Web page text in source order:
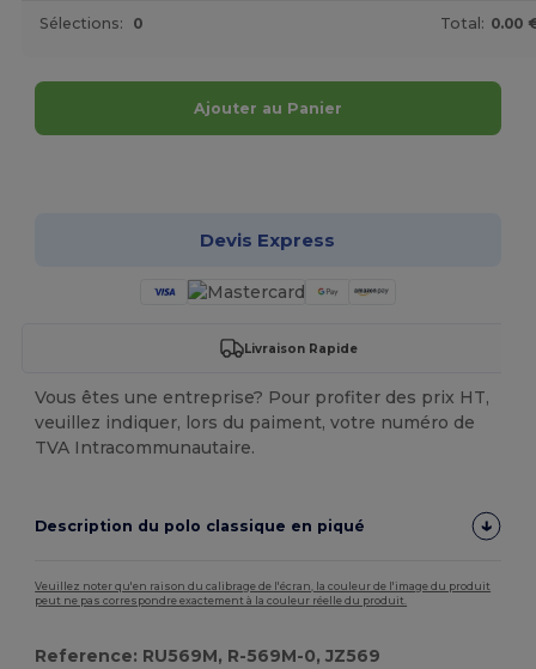
Sélections: 0 Total: 0.00
Ajouter au Panier
Devis Express
Livraison Rapide
Vous êtes une entreprise? Pour profiter des prix HT,
veuillez indiquer, lors du paiment, votre numéro de
TVA Intracommunautaire.
Description du polo classique en piqué
Veuillez noter qu'en raison du calibrage de l'écran, la couleur de l'image du produit
peut ne pas correspondre exactement à la couleur réelle du produit.
Reference: RU569M, R-569M-0, JZ569